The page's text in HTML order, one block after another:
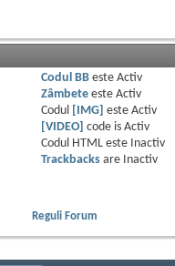
Codul BBeste Activ
Zâmbeteeste Activ
Codul
[IMG] este Activ
[VIDEO]
code is Activ
Codul HTML este
Inactiv
Trackbacksare
Inactiv
Reguli Forum